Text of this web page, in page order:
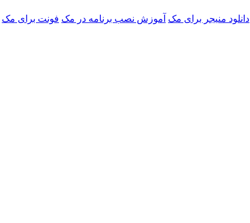
دانلود منیجر برای مک آموزش نصب برنامه در مک فونت برای مک